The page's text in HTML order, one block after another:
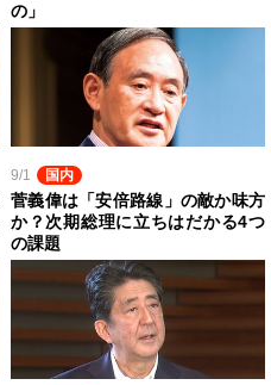
の」
9/1 国内
菅義偉は「安倍路線」の敵か味方
か？次期総理に立ちはだかる4つ
の課題